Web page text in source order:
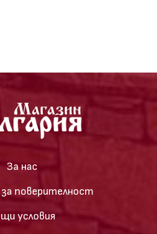
За нас
поверителност
условия